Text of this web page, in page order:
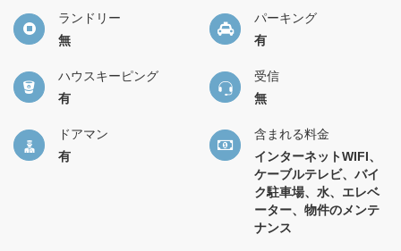
ランドリー
無
パーキング
有
ハウスキーピング
有
受信
無
ドアマン
有
含まれる料金
インターネットWIFI、
ケーブルテレビ、バイ
ク駐車場、水、エレベ
ーター、物件のメンテ
ナンス